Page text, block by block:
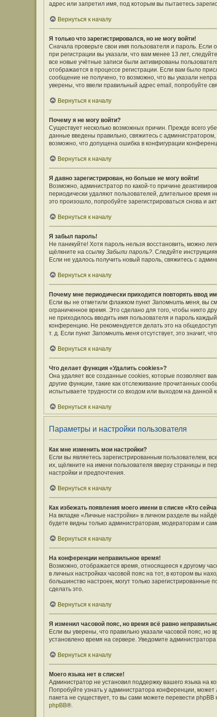
адрес или запретил имя, под которым вы пытаетесь
Вернуться к началу
Я только что зарегистрировался, но не могу войти!
Сначала проверьте свои имя пользователя и пароль.
при регистрации вы указали, что вам менее 13 лет,
все новые учётные записи были активированы
отображается в процессе регистрации. Если вам было
сообщение не получено, то возможно, что вы указали
уверены, что ввели правильный адрес email, попробуйте
Вернуться к началу
Почему я не могу войти?
Существует несколько возможных причин. Прежде всего
данные введены правильно, свяжитесь с
возможно, что допущена ошибка в конфигурации
Вернуться к началу
Я давно зарегистрирован, но больше не могу войти!
Возможно, администратор по какой-то причине
периодически удаляют пользователей, длительное
это произошло, попробуйте зарегистрироваться снова и
Вернуться к началу
Я забыл пароль!
Не паникуйте! Хотя пароль нельзя восстановить, можно
щёлкните на ссылку Забыли пароль?. Следуйте
Если не удалось получить новый пароль, свяжитесь с
Вернуться к началу
Почему мне периодически приходится повторять ввод
Если вы не отметили флажком пункт Запомнить меня, вы
ограниченное время. Это сделано для того, чтобы никто
не приходилось вводить имя пользователя и пароль
конференцию. Не рекомендуется делать это на
т. д. Если пункт Запомнить меня отсутствует, это значит,
Вернуться к началу
Что делает функция «Удалить cookies»?
Она удаляет все созданные cookies, которые позволяют
другие функции, такие как отслеживание прочитанных
испытываете трудности со входом или выходом на
Вернуться к началу
Параметры и настройки пользователя
Как мне изменить мои настройки?
Если вы являетесь зарегистрированным пользователем,
их, щёлкните на имени пользователя вверху страницы и
настройки и предпочтения.
Вернуться к началу
Как избежать появления моего имени в списке «Кто
На вкладке «Личные настройки» в личном разделе вы
будете видны только администраторам, модераторам и
Вернуться к началу
На конференции неправильное время!
Возможно, отображается время, относящееся к другому
в личных настройках часовой пояс на тот, в котором вы
большинство настроек, могут только
сделать это.
Вернуться к началу
Я изменил часовой пояс, но время всё равно
Если вы уверены, что правильно указали часовой пояс,
установлено время на сервере. Уведомите
Вернуться к началу
Моего языка нет в списке!
Администратор не установил поддержку вашего языка на
Попробуйте узнать у администратора конференции, может
пакета не существует, то вы сами можете перевести
phpBB®.